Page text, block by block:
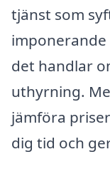
tjänst som
det handlar
uthyrning.
jämföra
dig tid och